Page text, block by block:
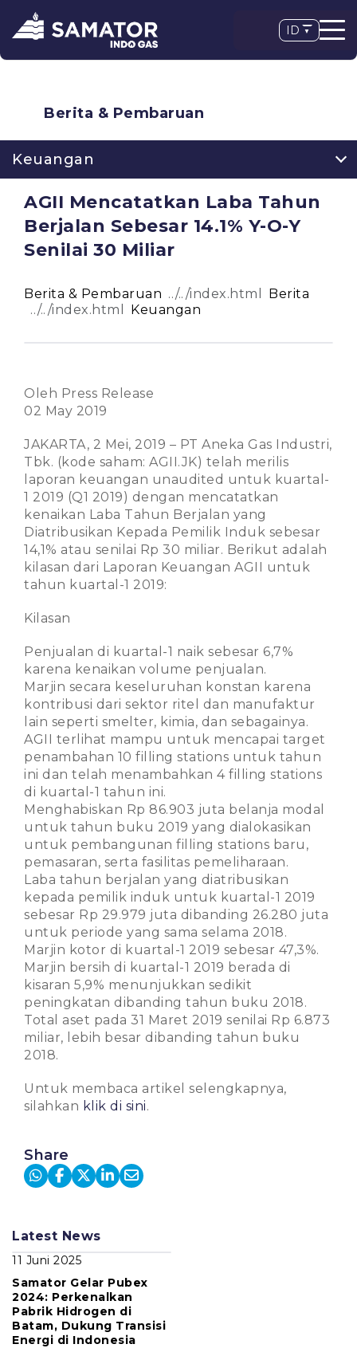
ID
Berita & Pembaruan
Keuangan
AGII Mencatatkan Laba Tahun
Berjalan Sebesar 14.1% Y-O-Y
Senilai 30 Miliar
Berita & Pembaruan
Berita
Keuangan
Oleh Press Release
02 May 2019
JAKARTA, 2 Mei, 2019 – PT Aneka Gas Industri,
Tbk. (kode saham: AGII.JK) telah merilis
laporan keuangan unaudited untuk kuartal-
1 2019 (Q1 2019) dengan mencatatkan
kenaikan Laba Tahun Berjalan yang
Diatribusikan Kepada Pemilik Induk sebesar
14,1% atau senilai Rp 30 miliar. Berikut adalah
kilasan dari Laporan Keuangan AGII untuk
tahun kuartal-1 2019:
Kilasan
Penjualan di kuartal-1 naik sebesar 6,7%
karena kenaikan volume penjualan.
Marjin secara keseluruhan konstan karena
kontribusi dari sektor ritel dan manufaktur
lain seperti smelter, kimia, dan sebagainya.
AGII terlihat mampu untuk mencapai target
penambahan 10 filling stations untuk tahun
ini dan telah menambahkan 4 filling stations
di kuartal-1 tahun ini.
Menghabiskan Rp 86.903 juta belanja modal
untuk tahun buku 2019 yang dialokasikan
untuk pembangunan filling stations baru,
pemasaran, serta fasilitas pemeliharaan.
Laba tahun berjalan yang diatribusikan
kepada pemilik induk untuk kuartal-1 2019
sebesar Rp 29.979 juta dibanding 26.280 juta
untuk periode yang sama selama 2018.
Marjin kotor di kuartal-1 2019 sebesar 47,3%.
Marjin bersih di kuartal-1 2019 berada di
kisaran 5,9% menunjukkan sedikit
peningkatan dibanding tahun buku 2018.
Total aset pada 31 Maret 2019 senilai Rp 6.873
miliar, lebih besar dibanding tahun buku
2018.
Untuk membaca artikel selengkapnya,
silahkan klik di sini.
Share
Latest News
11 Juni 2025
Samator Gelar Pubex
2024: Perkenalkan
Pabrik Hidrogen di
Batam, Dukung Transisi
Energi di Indonesia